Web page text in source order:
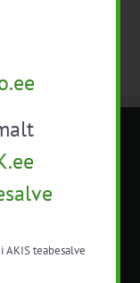
alt
AKIS teabesalve